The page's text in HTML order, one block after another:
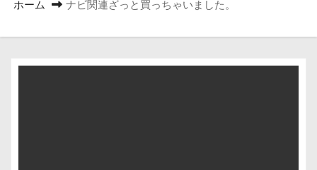
ホーム ナビ関連ざっと買っちゃいました。